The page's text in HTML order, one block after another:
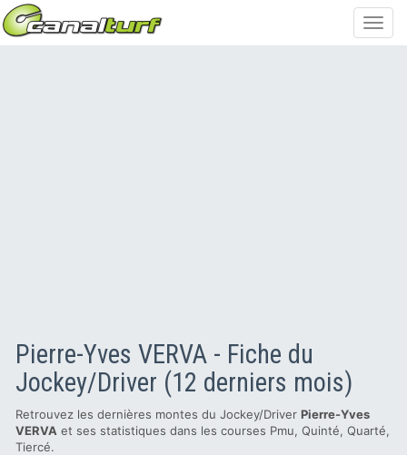
Pierre-Yves VERVA - Fiche du
Jockey/Driver (12 derniers mois)
Retrouvez les dernières montes du Jockey/Driver Pierre-Yves
VERVA et ses statistiques dans les courses Pmu, Quinté, Quarté,
Tiercé.